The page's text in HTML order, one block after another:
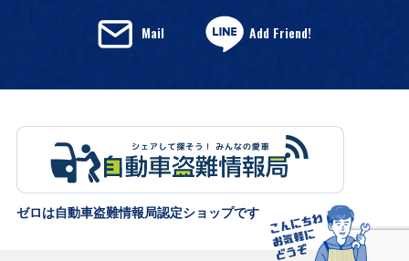
Mail Add Friend!
ゼロは自動車盗難情報局認定ショップです